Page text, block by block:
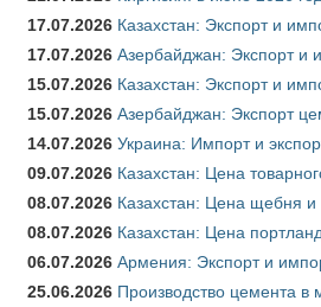
17.07.2026 Казахстан: Экспорт и
17.07.2026 Азербайджан: Экспорт и
15.07.2026 Казахстан: Экспорт и
15.07.2026 Азербайджан: Экспорт
14.07.2026 Украина: Импорт и
09.07.2026 Казахстан: Цена
08.07.2026 Казахстан: Цена щебня и
08.07.2026 Казахстан: Цена
06.07.2026 Армения: Экспорт и
25.06.2026 Производство цемента в